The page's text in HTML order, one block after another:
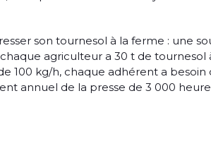
son tournesol à la ferme : une
agriculteur a 30 t de tournesol
100 kg/h, chaque adhérent a besoin
annuel de la presse de 3 000